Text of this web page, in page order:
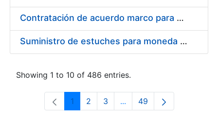
Contratación de acuerdo marco para el Suministro de Material de Electricidad para la Fábrica Nacional de Moneda y Timbre-Real Casa de la Moneda en su centro de trabajo de Burgos
Suministro de estuches para moneda de 30 €
Showing 1 to 10 of 486 entries.
Page
1 Page
2 Page
3 ...Intermediate Pages Use
Page
49